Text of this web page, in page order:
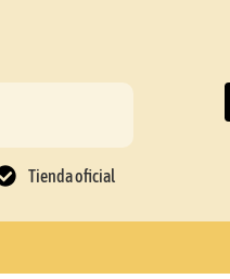
Tienda oficial